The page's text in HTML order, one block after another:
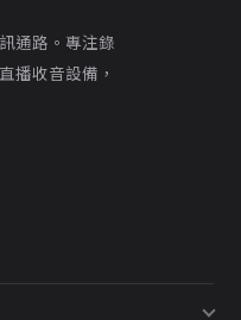
通路。專注錄
播收音設備，